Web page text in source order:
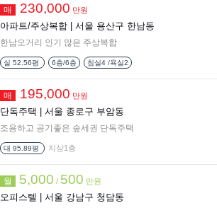
매 230,000 만원
아파트/주상복합 | 서울 용산구 한남동
한남오거리 인기 많은 주상복합
실 52.56평 6층/6층 침실4 /욕실2
매 195,000 만원
단독주택 | 서울 종로구 부암동
조용하고 공기좋은 숲세권 단독주택
대 95.89평 지상1층
월 5,000 / 500 만원
오피스텔 | 서울 강남구 청담동